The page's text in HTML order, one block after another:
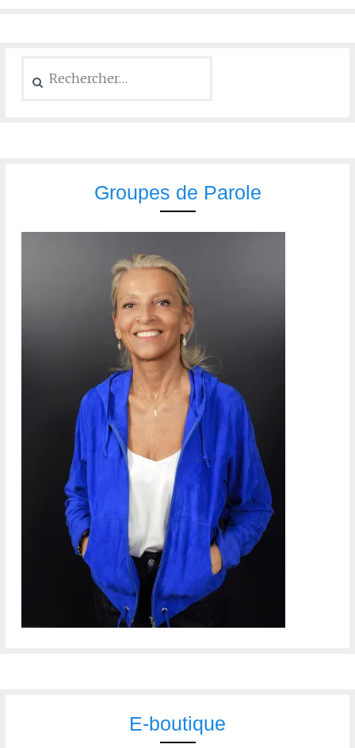
Groupes de Parole
E-boutique